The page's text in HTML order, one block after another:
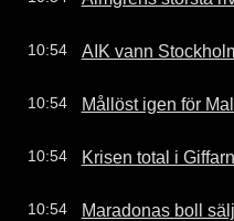
10:54 AIK vann
10:54 Mållöst igen för
10:54 Krisen total i
10:54 Maradonas boll